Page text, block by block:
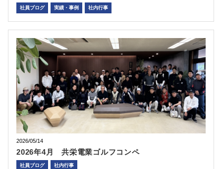
社員ブログ 実績・事例 社内行事
2026/05/14
2026年4月 共栄電業ゴルフコンペ
社員ブログ 社内行事